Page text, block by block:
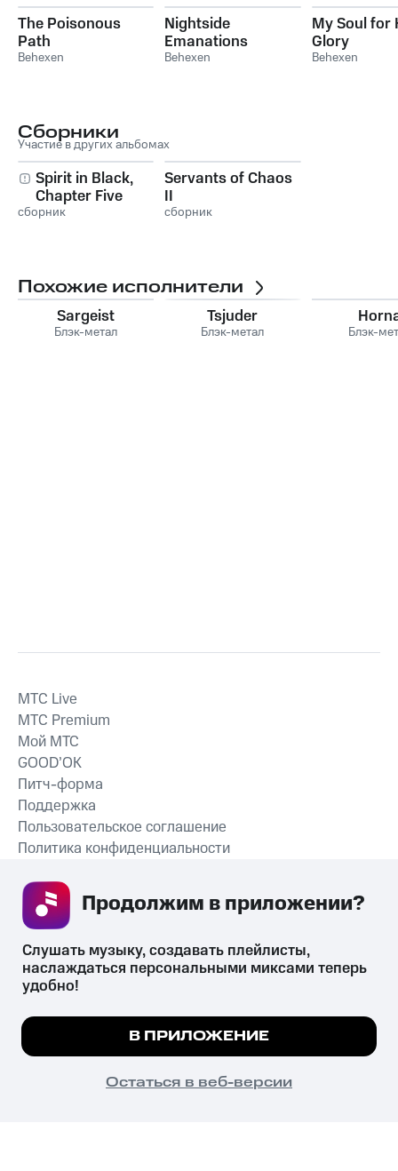
The Poisonous
Path
Behexen
Nightside
Emanations
Behexen
My Soul for
Glory
Behexen
Сборники
Участие в других альбомах
Spirit in Black,
Chapter Five
сборник
Servants of Chaos
II
сборник
Похожие исполнители
Sargeist
Блэк-метал
Tsjuder
Блэк-метал Блэк-
СКАЧАТЬ ПРИЛОЖЕНИЕ
MTС Live
MTС Premium
Мой МТС
GOOD’OK
Питч-форма
Поддержка
Пользовательское соглашение
Политика конфиденциальности
психотропных веществ, их аналогов причиняет вред здоровью,
их незаконный оборот запрещён и влечёт установленную
законодательством ответственность.
© 2026 ООО «КИОН».
Все права защищены
Мы используем куки, чтобы на сайте все
Подробнее
ПОНЯТНО
Слушать музыку, создавать плейлисты,
наслаждаться персональными миксами теперь
удобно!
В ПРИЛОЖЕНИЕ
Остаться в веб-версии